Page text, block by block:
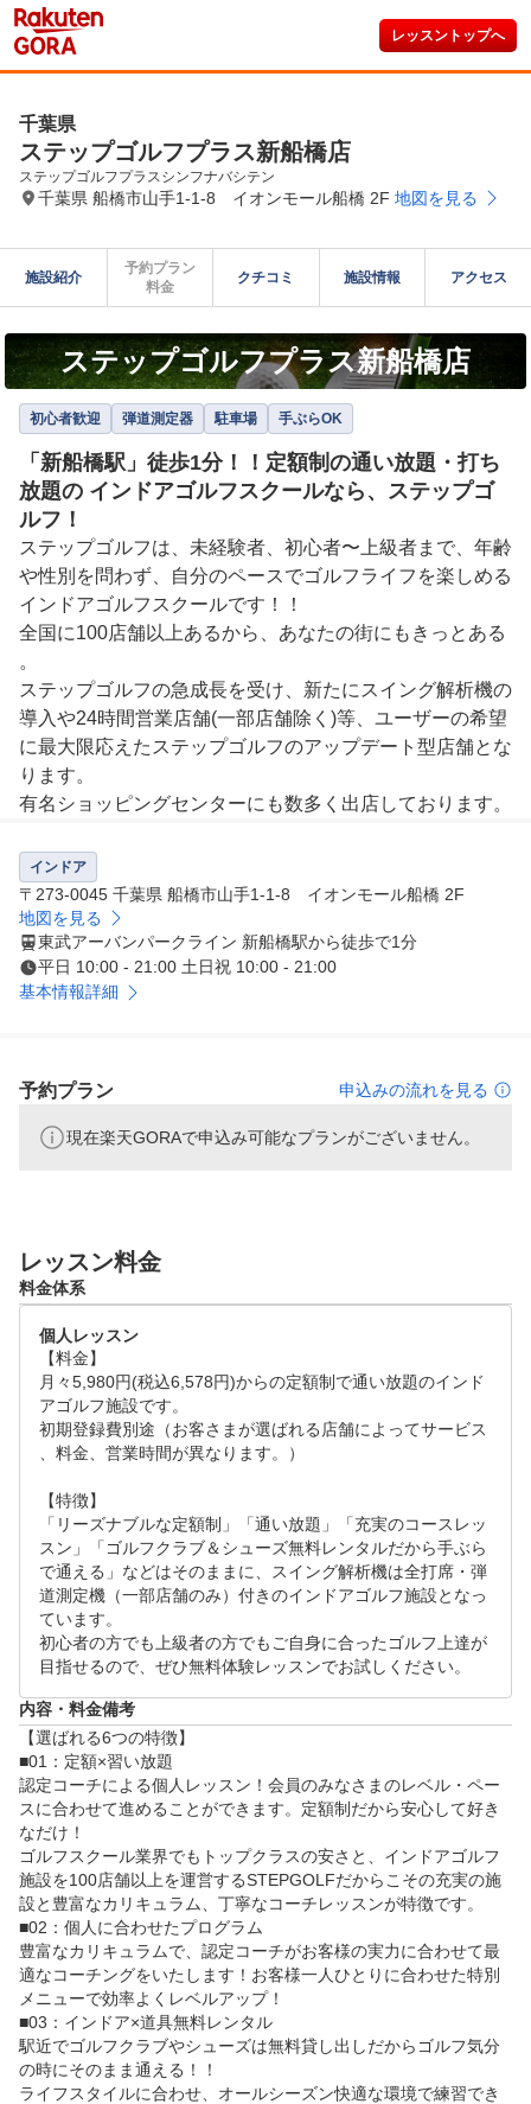
レッスントップへ
千葉県
ステップゴルフプラス新船橋店
ステップゴルフプラスシンフナバシテン
千葉県 船橋市山手1-1-8 イオンモール船橋 2F 地図を見る
施設紹介
予約プラン
料金
クチコミ 施設情報 アクセス
ステップゴルフプラス新船橋店
初心者歓迎 弾道測定器 駐車場 手ぶらOK
「新船橋駅」徒歩1分！！定額制の通い放題・打ち
放題の インドアゴルフスクールなら、ステップゴ
ルフ！
ステップゴルフは、未経験者、初心者〜上級者まで、年齢
や性別を問わず、自分のペースでゴルフライフを楽しめる
インドアゴルフスクールです！！
全国に100店舗以上あるから、あなたの街にもきっとある
。
ステップゴルフの急成長を受け、新たにスイング解析機の
導入や24時間営業店舗(一部店舗除く)等、ユーザーの希望
に最大限応えたステップゴルフのアップデート型店舗とな
ります。
有名ショッピングセンターにも数多く出店しております。
【stepゴルフが選ばれる理由】
■01：安心の定額制で通い放題・打ち放題
個人練習とコーチレッスンを組み合わせて、自分のペース
で上達を目指しましょう！
通えば通うほど、コスパの良さを実感していただけます！
です。
ーを可能とする「初心者専用カリキュラム」もご用意して
■03：ステップゴルフ認定コーチがレッスン
定コーチ」のみ店舗でレッスンすることができます。
一人ひとりに合わせたオーダーメイドの個人カルテをもと
に、熟練のコーチによって上達へと導きます。
■04：月20回以上、9種類以上！オリジナルのラウンドレ
ラウンド未経験者用の「ファーストレッスン」、バンカー
やアプローチなど苦手なシチュエーションを徹底的に練習
できる「スコアメイクプラス」、スコア100切りを目指す
「100切りマネジメント」など豊富なラウンドレッスン（
コースレッスン）を開催！インドアゴルフで練習して、実
際のコースで試してみてはいかがですか？
■05：店舗数100店舗以上、累計会員数6万人以上のステッ
プゴルフが運営
10年以上インドアゴルフスクールを運営してきた「ステ
ップゴルフ」だからこそ、どんな方でも自分のペースで上
インドア
〒273-0045 千葉県 船橋市山手1-1-8 イオンモール船橋 2F
地図を見る
東武アーバンパークライン 新船橋駅から徒歩で1分
平日 10:00 - 21:00 土日祝 10:00 - 21:00
基本情報詳細
予約プラン 申込みの流れを見る
現在楽天GORAで申込み可能なプランがございません。
レッスン料金
料金体系
個人レッスン
【料金】
月々5,980円(税込6,578円)からの定額制で通い放題のインド
アゴルフ施設です。
初期登録費別途（お客さまが選ばれる店舗によってサービス
、料金、営業時間が異なります。）
【特徴】
「リーズナブルな定額制」「通い放題」「充実のコースレッ
スン」「ゴルフクラブ＆シューズ無料レンタルだから手ぶら
で通える」などはそのままに、スイング解析機は全打席・弾
道測定機（一部店舗のみ）付きのインドアゴルフ施設となっ
ています。
初心者の方でも上級者の方でもご自身に合ったゴルフ上達が
目指せるので、ぜひ無料体験レッスンでお試しください。
内容・料金備考
【選ばれる6つの特徴】
■01：定額×習い放題
認定コーチによる個人レッスン！会員のみなさまのレベル・ペー
スに合わせて進めることができます。定額制だから安心して好き
なだけ！
ゴルフスクール業界でもトップクラスの安さと、インドアゴルフ
施設を100店舗以上を運営するSTEPGOLFだからこその充実の施
設と豊富なカリキュラム、丁寧なコーチレッスンが特徴です。
■02：個人に合わせたプログラム
豊富なカリキュラムで、認定コーチがお客様の実力に合わせて最
適なコーチングをいたします！お客様一人ひとりに合わせた特別
メニューで効率よくレベルアップ！
■03：インドア×道具無料レンタル
駅近でゴルフクラブやシューズは無料貸し出しだからゴルフ気分
の時にそのまま通える！！
ライフスタイルに合わせ、オールシーズン快適な環境で練習でき